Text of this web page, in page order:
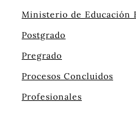
Ministerio de Educación
Postgrado
Pregrado
Procesos Concluidos
Profesionales